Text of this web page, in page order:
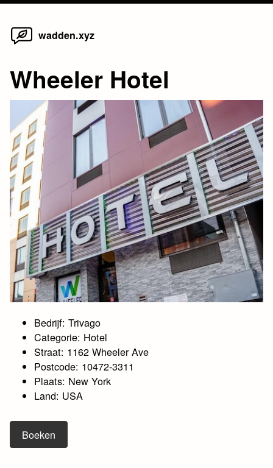
Skip
wadden.xyz
Wheeler Hotel
Bedrijf: Trivago
Categorie: Hotel
Straat: 1162 Wheeler Ave
Postcode: 10472-3311
Plaats: New York
Land: USA
Boeken